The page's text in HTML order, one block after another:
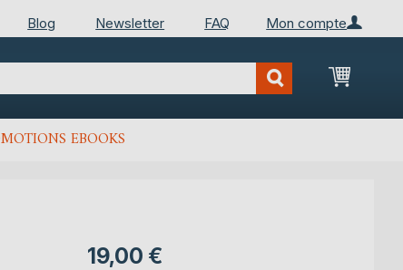
Mon compte
Blog Newsletter FAQ
Mon
EBOOKS
19,00 €